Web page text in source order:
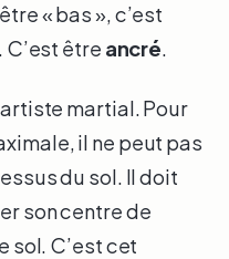
« bas », c’est
C’est être ancré.
martial. Pour
il ne peut pas
du sol. Il doit
son centre de
sol. C’est cet